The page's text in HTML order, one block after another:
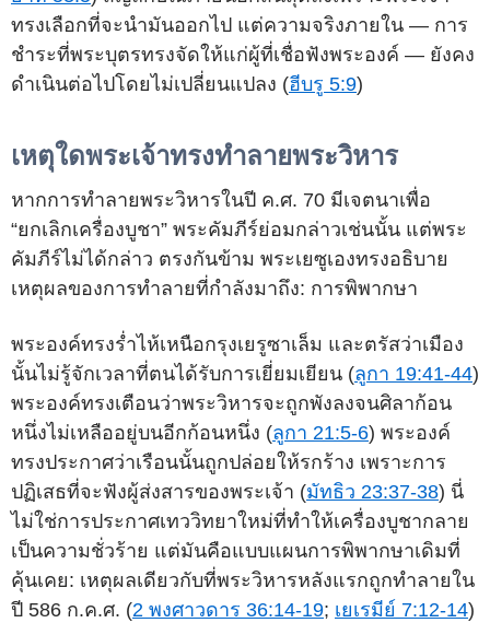
ทรงเลือกที่จะนำมันออกไป แต่ความจริงภายใน — การ
ชำระที่พระบุตรทรงจัดให้แก่ผู้ที่เชื่อฟังพระองค์ — ยังคง
ดำเนินต่อไปโดยไม่เปลี่ยนแปลง (ฮีบรู 5:9)
เหตุใดพระเจ้าทรงทำลายพระวิหาร
หากการทำลายพระวิหารในปี ค.ศ. 70 มีเจตนาเพื่อ
“ยกเลิกเครื่องบูชา” พระคัมภีร์ย่อมกล่าวเช่นนั้น แต่พระ
คัมภีร์ไม่ได้กล่าว ตรงกันข้าม พระเยซูเองทรงอธิบาย
เหตุผลของการทำลายที่กำลังมาถึง: การพิพากษา
พระองค์ทรงร่ำไห้เหนือกรุงเยรูซาเล็ม และตรัสว่าเมือง
นั้นไม่รู้จักเวลาที่ตนได้รับการเยี่ยมเยียน (ลูกา 19:41-44)
พระองค์ทรงเตือนว่าพระวิหารจะถูกพังลงจนศิลาก้อน
หนึ่งไม่เหลืออยู่บนอีกก้อนหนึ่ง (ลูกา 21:5-6) พระองค์
ทรงประกาศว่าเรือนนั้นถูกปล่อยให้รกร้าง เพราะการ
ปฏิเสธที่จะฟังผู้ส่งสารของพระเจ้า (มัทธิว 23:37-38) นี่
ไม่ใช่การประกาศเทววิทยาใหม่ที่ทำให้เครื่องบูชากลาย
เป็นความชั่วร้าย แต่มันคือแบบแผนการพิพากษาเดิมที่
คุ้นเคย: เหตุผลเดียวกับที่พระวิหารหลังแรกถูกทำลายใน
ปี 586 ก.ค.ศ. (2 พงศาวดาร 36:14-19; เยเรมีย์ 7:12-14)